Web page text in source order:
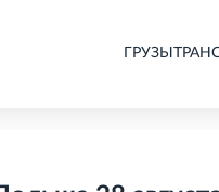
ГРУЗЫ